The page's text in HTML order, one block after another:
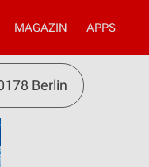
MAGAZIN APPS
Berlin